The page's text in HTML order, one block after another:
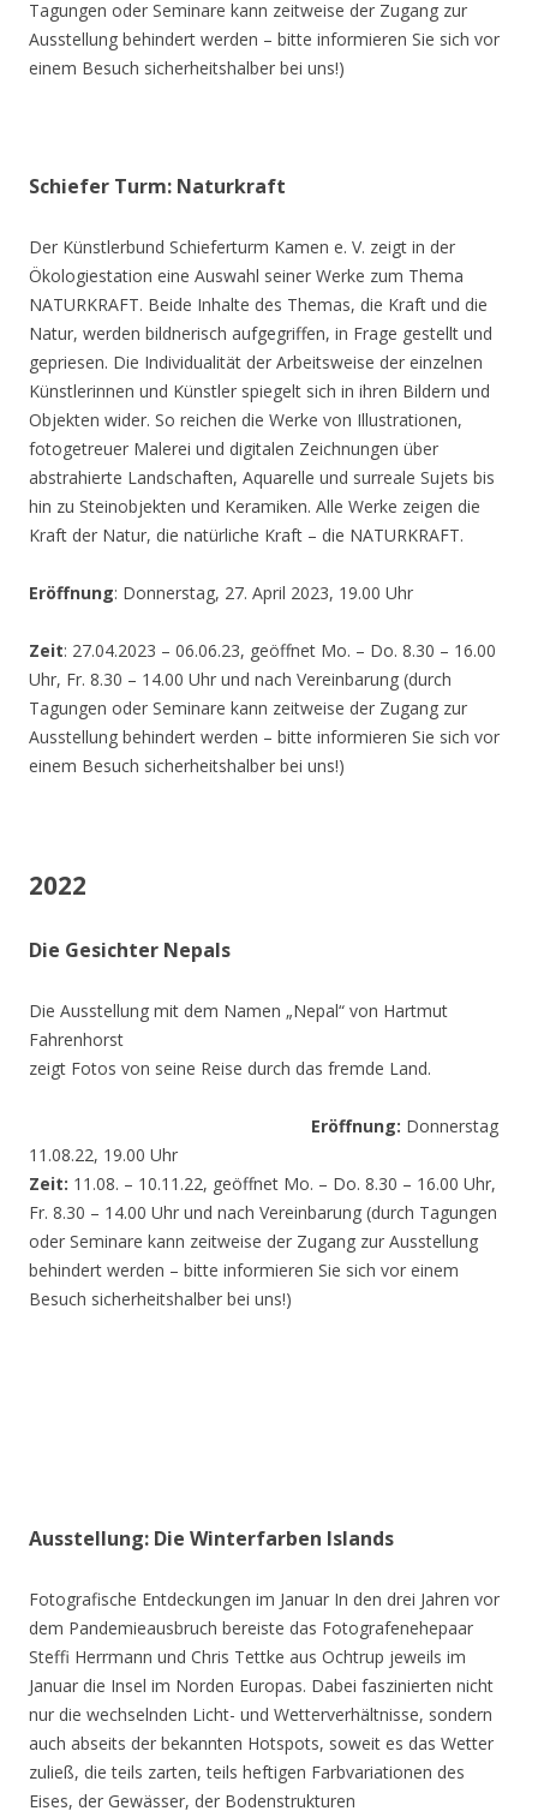
Tagungen oder Seminare kann zeitweise der Zugang zur
Ausstellung behindert werden – bitte informieren Sie sich vor
einem Besuch sicherheitshalber bei uns!)
Schiefer Turm: Naturkraft
Der Künstlerbund Schieferturm Kamen e. V. zeigt in der
Ökologiestation eine Auswahl seiner Werke zum Thema
NATURKRAFT. Beide Inhalte des Themas, die Kraft und die
Natur, werden bildnerisch aufgegriffen, in Frage gestellt und
gepriesen. Die Individualität der Arbeitsweise der einzelnen
Künstlerinnen und Künstler spiegelt sich in ihren Bildern und
Objekten wider. So reichen die Werke von Illustrationen,
fotogetreuer Malerei und digitalen Zeichnungen über
abstrahierte Landschaften, Aquarelle und surreale Sujets bis
hin zu Steinobjekten und Keramiken. Alle Werke zeigen die
Kraft der Natur, die natürliche Kraft – die NATURKRAFT.
Eröffnung: Donnerstag, 27. April 2023, 19.00 Uhr
Zeit: 27.04.2023 – 06.06.23, geöffnet Mo. – Do. 8.30 – 16.00
Uhr, Fr. 8.30 – 14.00 Uhr und nach Vereinbarung (durch
Tagungen oder Seminare kann zeitweise der Zugang zur
Ausstellung behindert werden – bitte informieren Sie sich vor
einem Besuch sicherheitshalber bei uns!)
2022
Die Gesichter Nepals
Die Ausstellung mit dem Namen „Nepal“ von Hartmut
Fahrenhorst
zeigt Fotos von seine Reise durch das fremde Land.
Eröffnung: Donnerstag
11.08.22, 19.00 Uhr
Zeit: 11.08. – 10.11.22, geöffnet Mo. – Do. 8.30 – 16.00 Uhr,
Fr. 8.30 – 14.00 Uhr und nach Vereinbarung (durch Tagungen
oder Seminare kann zeitweise der Zugang zur Ausstellung
behindert werden – bitte informieren Sie sich vor einem
Besuch sicherheitshalber bei uns!)
Ausstellung: Die Winterfarben Islands
Fotografische Entdeckungen im Januar In den drei Jahren vor
dem Pandemieausbruch bereiste das Fotografenehepaar
Steffi Herrmann und Chris Tettke aus Ochtrup jeweils im
Januar die Insel im Norden Europas. Dabei faszinierten nicht
nur die wechselnden Licht- und Wetterverhältnisse, sondern
auch abseits der bekannten Hotspots, soweit es das Wetter
zuließ, die teils zarten, teils heftigen Farbvariationen des
Eises, der Gewässer, der Bodenstrukturen